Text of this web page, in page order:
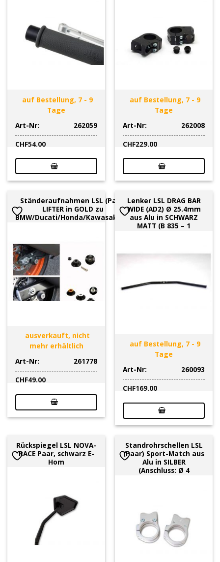
auf Bestellung, 7 - 9
Tage
Art-Nr:
262059
CHF54.00
auf Bestellung, 7 - 9
Tage
Art-Nr:
262008
CHF229.00
Ständeraufnahmen LSL (Paar)
LIFTER in GOLD zu
BMW/Ducati/Honda/Kawasaki/KT
ausverkauft, nicht
mehr erhältlich
Art-Nr:
261778
CHF49.00
Lenker LSL DRAG BAR
WIDE (AD2) Ø 25.4mm
aus Alu in SCHWARZ
MATT (B 835 – 1
auf Bestellung, 7 - 9
Tage
Art-Nr:
260093
CHF169.00
Rückspiegel LSL NOVA-
RACE Paar, schwarz E-
Hom
Standrohrschellen LSL
(Paar) Sport-Match aus
Alu in SILBER
(Anschluss: Ø 4